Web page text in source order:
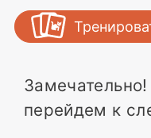
перейдем к